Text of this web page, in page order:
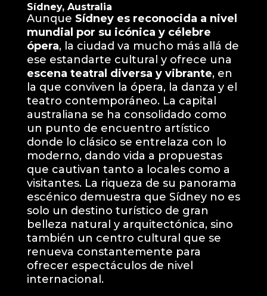
Sídney, Australia
Aunque Sídney es reconocida a nivel
mundial por su icónica y célebre
ópera, la ciudad va mucho más allá de
ese estandarte cultural y ofrece una
escena teatral diversa y vibrante, en
la que conviven la ópera, la danza y el
teatro contemporáneo. La capital
australiana se ha consolidado como
un punto de encuentro artístico
donde lo clásico se entrelaza con lo
moderno, dando vida a propuestas
que cautivan tanto a locales como a
visitantes. La riqueza de su panorama
escénico demuestra que Sídney no es
solo un destino turístico de gran
belleza natural y arquitectónica, sino
también un centro cultural que se
renueva constantemente para
ofrecer espectáculos de nivel
internacional.